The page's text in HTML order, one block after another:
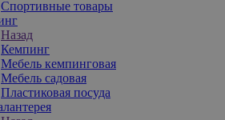
Спортивные товары
Назад
Кемпинг
Мебель кемпинговая
Мебель садовая
Пластиковая посуда